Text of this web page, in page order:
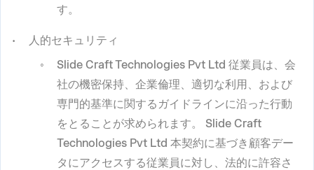
す。
人的セキュリティ
Slide Craft Technologies Pvt Ltd 従業員は、会
社の機密保持、企業倫理、適切な利用、および
専門的基準に関するガイドラインに沿った行動
をとることが求められます。 Slide Craft
Technologies Pvt Ltd 本契約に基づき顧客デー
タにアクセスする従業員に対し、法的に許容さ